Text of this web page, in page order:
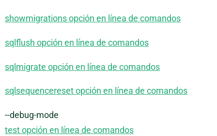
showmigrations opción en línea de comandos
sqlflush opción en línea de comandos
sqlmigrate opción en línea de comandos
sqlsequencereset opción en línea de comandos
--debug-mode
test opción en línea de comandos